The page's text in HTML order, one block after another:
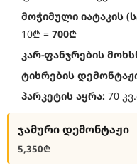
მოჭიმული იატაკის
10₾ = 700₾
კარ-ფანჯრების
ტიხრების
პარკეტის აყრა: 70
ჯამური დემონტაჟი
5,350₾